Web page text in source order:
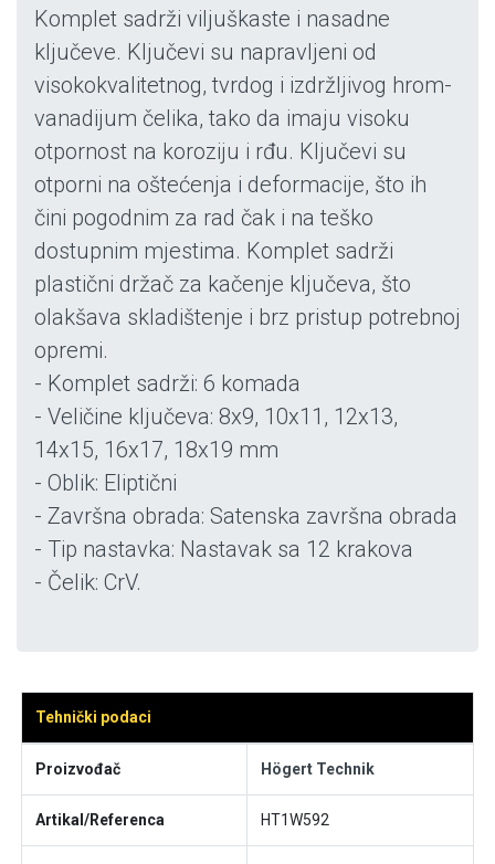
Komplet sadrži viljuškaste i nasadne
ključeve. Ključevi su napravljeni od
visokokvalitetnog, tvrdog i izdržljivog hrom-
vanadijum čelika, tako da imaju visoku
otpornost na koroziju i rđu. Ključevi su
otporni na oštećenja i deformacije, što ih
čini pogodnim za rad čak i na teško
dostupnim mjestima. Komplet sadrži
plastični držač za kačenje ključeva, što
olakšava skladištenje i brz pristup potrebnoj
opremi.
- Komplet sadrži: 6 komada
- Veličine ključeva: 8x9, 10x11, 12x13,
14x15, 16x17, 18x19 mm
- Oblik: Eliptični
- Završna obrada: Satenska završna obrada
- Tip nastavka: Nastavak sa 12 krakova
- Čelik: CrV.
Tehnički podaci
Proizvođač Högert Technik
Artikal/Referenca HT1W592